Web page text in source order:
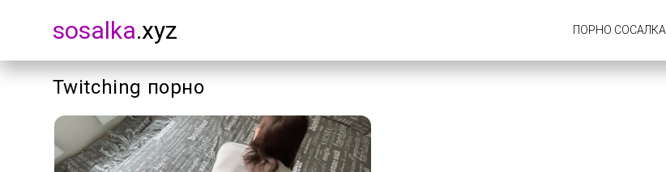
sosalka.xyz ПОРНО СОСАЛКА
Twitching порно